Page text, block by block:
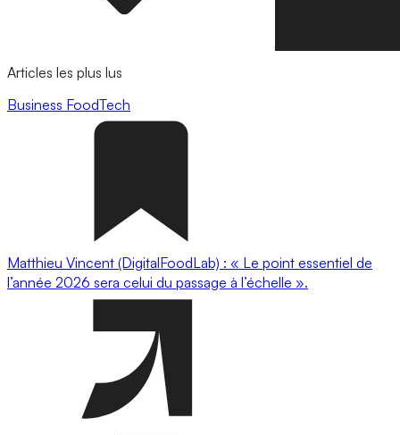
Articles les plus lus
Business FoodTech
Matthieu Vincent (DigitalFoodLab) : « Le point essentiel de
l’année 2026 sera celui du passage à l’échelle ».